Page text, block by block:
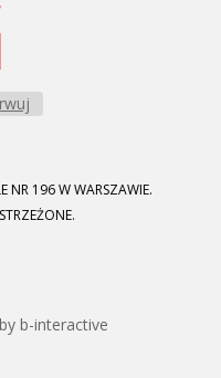
NR 196 W WARSZAWIE.
b-interactive